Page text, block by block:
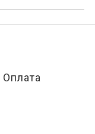
Оплата